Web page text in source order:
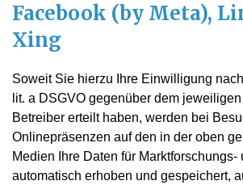
Facebook (by Meta),
Xing
Soweit Sie hierzu Ihre Einwilligung
lit. a DSGVO gegenüber dem
Betreiber erteilt haben, werden bei
Onlinepräsenzen auf den in der oben
Medien Ihre Daten für
automatisch erhoben und gespeichert,